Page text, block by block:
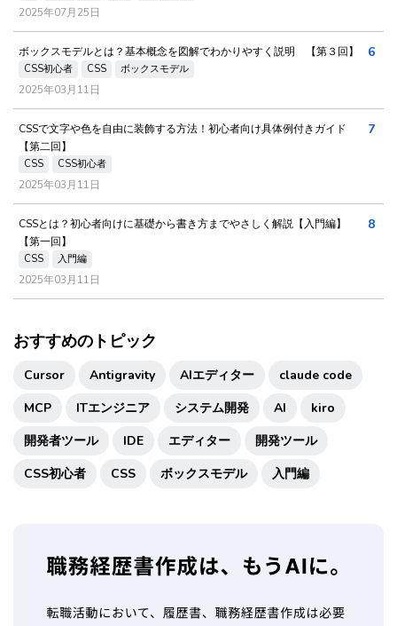
2025年07月25日
ボックスモデルとは？基本概念を図解でわかりやすく説明 【第３回】
CSS初心者 CSS ボックスモデル
2025年03月11日
6
CSSで文字や色を自由に装飾する方法！初心者向け具体例付きガイド
【第二回】
CSS CSS初心者
2025年03月11日
7
CSSとは？初心者向けに基礎から書き方までやさしく解説【入門編】
【第一回】
CSS 入門編
2025年03月11日
8
おすすめのトピック
Cursor Antigravity AIエディター
claude code
MCP
ITエンジニア システム開発 AI
kiro
開発者ツール
IDE エディター
開発ツール
CSS初心者
CSS ボックスモデル 入門編